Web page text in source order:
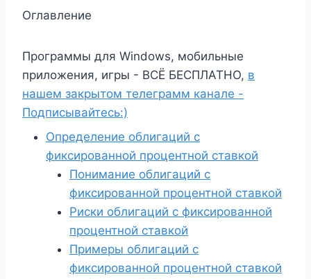
Оглавление
Программы для Windows, мобильные
приложения, игры - ВСЁ БЕСПЛАТНО, в
нашем закрытом телеграмм канале -
Подписывайтесь:)
Определение облигаций с
фиксированной процентной ставкой
Понимание облигаций с
фиксированной процентной ставкой
Риски облигаций с фиксированной
процентной ставкой
Примеры облигаций с
фиксированной процентной ставкой